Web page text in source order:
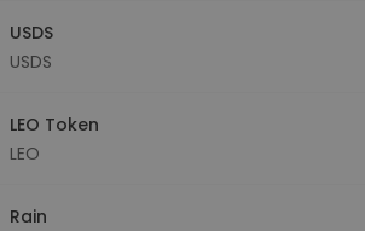
USDS
USDS
LEO Token
LEO
Rain